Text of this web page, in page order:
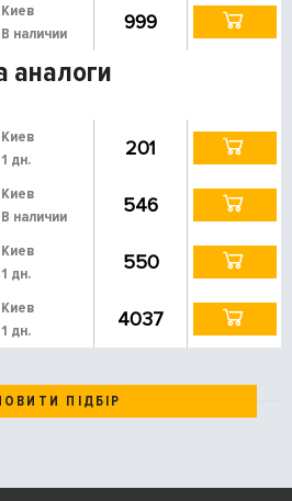
Киев
В наличии
999
аналоги
Киев
1 дн.
201
Киев
В наличии
546
Киев
1 дн.
550
Киев
1 дн.
4037
ПІДБІР